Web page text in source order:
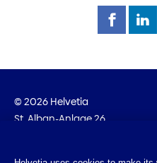
© 2026 Helvetia
St. Alban-Anlage 26